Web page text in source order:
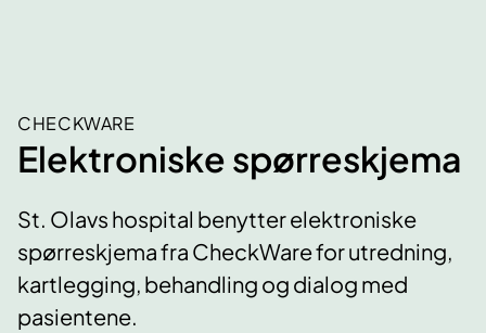
CHECKWARE
Elektroniske spørreskjema
St. Olavs hospital benytter elektroniske
spørreskjema fra CheckWare for utredning,
kartlegging, behandling og dialog med
pasientene.